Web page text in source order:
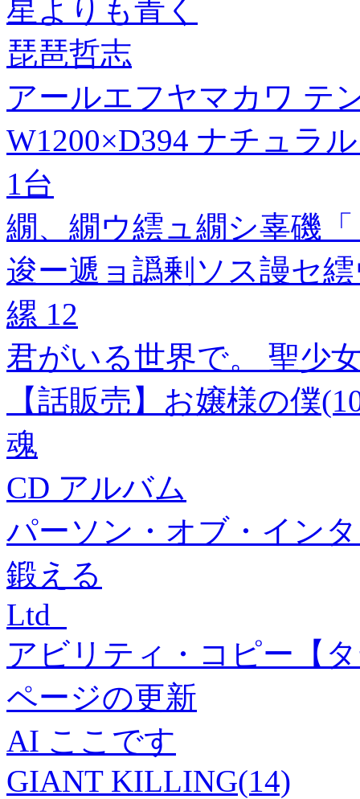
星よりも青く
琵琶哲志
アールエフヤマカワ テ
W1200×D394 ナチュラ
1台
繝、繝ウ繧ュ繝シ辜磯
逡ー遞ョ譌剰ソス謾セ
縲 12
君がいる世界で。 聖少
【話販売】お嬢様の僕
魂
CD アルバム
パーソン・オブ・イン
鍛える
Ltd
アビリティ・コピー【
ページの更新
AI ここです
GIANT KILLING(14)